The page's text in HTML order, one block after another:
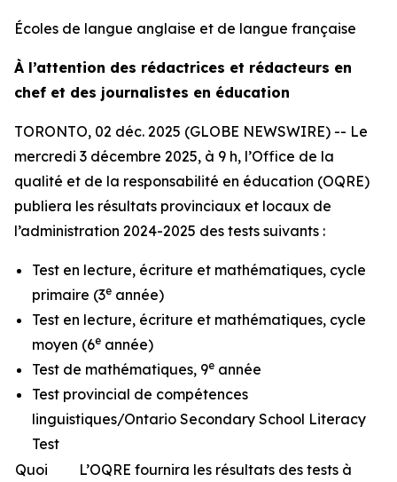
Écoles de langue anglaise et de langue française
À l’attention des rédactrices et rédacteurs en
chef et des journalistes en éducation
TORONTO, 02 déc. 2025 (GLOBE NEWSWIRE) -- Le
mercredi 3 décembre 2025, à 9 h, l’Office de la
qualité et de la responsabilité en éducation (OQRE)
publiera les résultats provinciaux et locaux de
l’administration 2024-2025 des tests suivants :
Test en lecture, écriture et mathématiques, cycle
primaire (3e année)
Test en lecture, écriture et mathématiques, cycle
moyen (6e année)
Test de mathématiques, 9e année
Test provincial de compétences
linguistiques/Ontario Secondary School Literacy
Test
Quoi
L’OQRE fournira les résultats des tests à